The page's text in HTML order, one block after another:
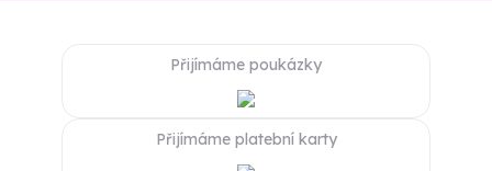
Přijímáme poukázky
Přijímáme platební karty